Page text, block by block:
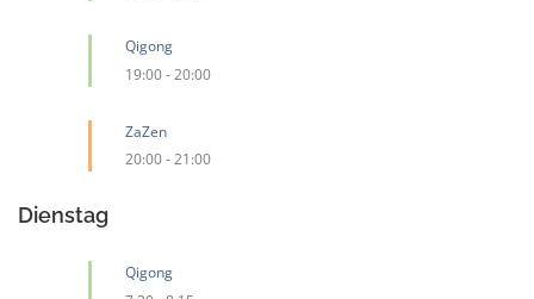
Qigong
19:00-20:00
ZaZen
20:00-21:00
Dienstag
Qigong